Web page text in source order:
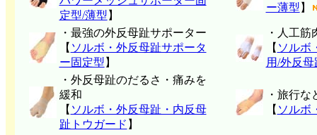
定型/薄型 】
ー薄型 】
・最強の外反母趾サポーター
【 ソルボ・外反母趾サポータ
ー固定型 】
・人工筋
【 ソルボ
用/外反
・外反母趾のだるさ・痛みを
緩和
【 ソルボ・外反母趾・内反母
趾トウガード 】
・旅行な
【 ソルボ